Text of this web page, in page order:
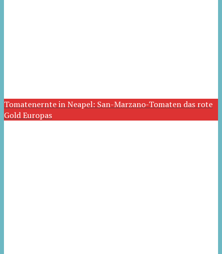
Tomatenernte in Neapel: San-Marzano-Tomaten das rote
Gold Europas